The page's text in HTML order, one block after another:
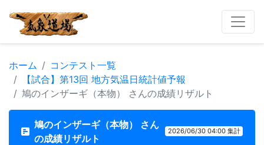
ホーム
コンテスト一覧
【試合】第13回 地方気温日統計値予報
鳩のインザーギ（本物） さんの成績リザルト
鳩のインザーギ（本物） さん
の成績リザルト
2026/06/30 04:00 集計